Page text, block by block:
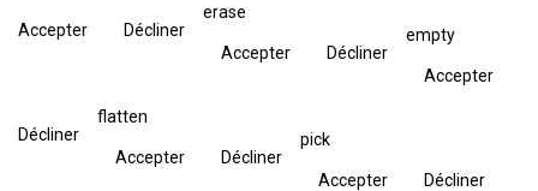
Accepter Décliner
erase
Accepter Décliner
empty
Accepter
Décliner
flatten
Accepter Décliner
pick
Accepter Décliner